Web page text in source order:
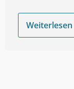
Weiterlesen